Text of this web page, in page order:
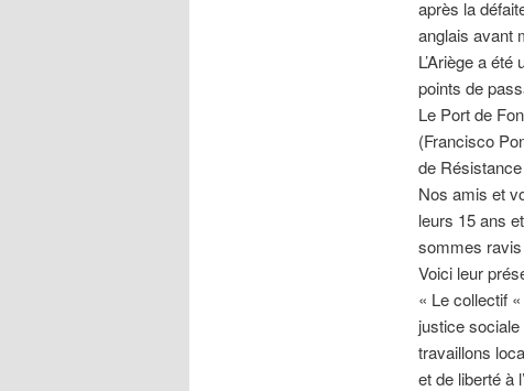
après la
anglais avant
L’Ariège a
points de
Le Port de
(Francisco
de
Nos amis et
leurs 15 ans
sommes
Voici leur
« Le collectif
justice
travaillons
et de liberté à